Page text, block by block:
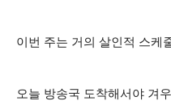
이번 주는 거의 살인적 스케
오늘 방송국 도착해서야 겨